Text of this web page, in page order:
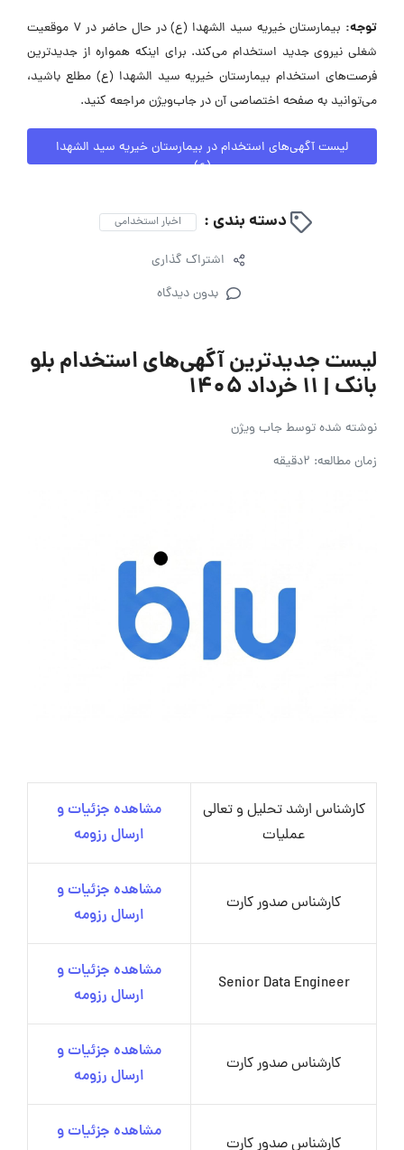
توجه:
بیمارستان خیریه سید الشهدا (ع) در حال حاضر در ۷ موقعیت
شغلی نیروی جدید استخدام می‌کند. برای اینکه همواره از جدیدترین
فرصت‌های استخدام بیمارستان خیریه سید الشهدا (ع) مطلع باشید،
می‌توانید به صفحه اختصاصی آن در جاب‌ویژن مراجعه کنید.
لیست آگهی‌های استخدام در بیمارستان خیریه سید الشهدا
(ع)
دسته بندی : اخبار استخدامی
اشتراک گذاری
بدون دیدگاه
لیست جدیدترین آگهی‌های استخدام بلو
بانک | ۱۱ خرداد ۱۴۰۵
نوشته شده توسطجاب ویژن
زمان مطالعه: 2دقیقه
کارشناس ارشد تحلیل و تعالی
عملیات
مشاهده جزئیات و
ارسال رزومه
کارشناس صدور کارت
مشاهده جزئیات و
ارسال رزومه
Senior Data Engineer
مشاهده جزئیات و
ارسال رزومه
کارشناس صدور کارت
مشاهده جزئیات و
ارسال رزومه
کارشناس صدور کارت
مشاهده جزئیات و